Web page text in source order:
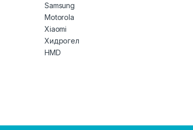
Samsung
Motorola
Xiaomi
Хидрогел
HMD